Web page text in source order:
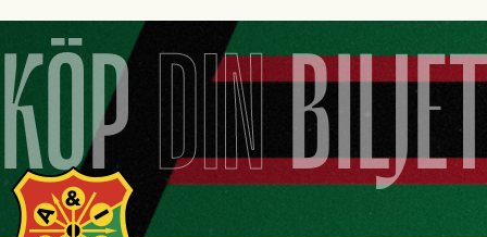
KÖPDIN